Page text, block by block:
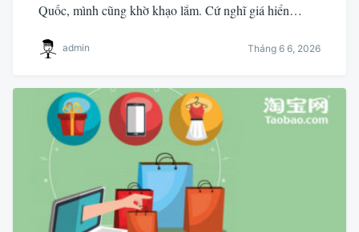
Quốc, mình cũng khờ khạo lắm. Cứ nghĩ giá hiển…
admin Tháng 6 6, 2026